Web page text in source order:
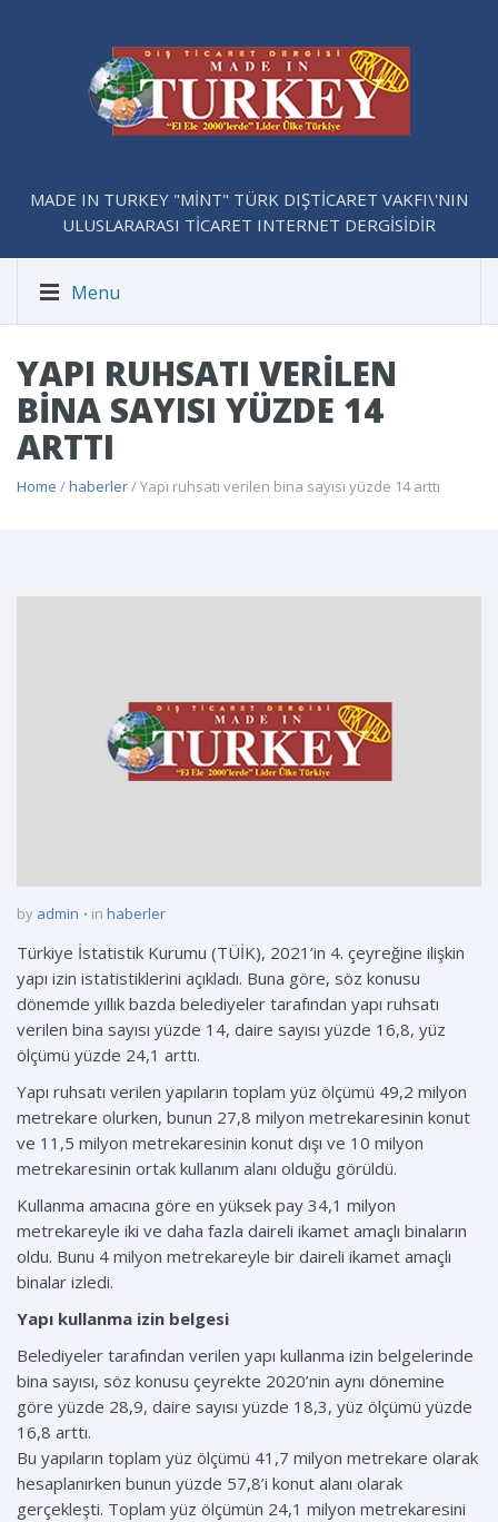
MADE IN TURKEY "MİNT" TÜRK DIŞTİCARET VAKFI\'NIN
ULUSLARARASI TİCARET INTERNET DERGİSİDİR
Menu
YAPI RUHSATI VERILEN
BINA SAYISI YÜZDE 14
ARTTI
Home /haberler/ Yapı ruhsatı verilen bina sayısı yüzde 14 arttı
by admin in haberler
Türkiye İstatistik Kurumu (TÜİK), 2021’in 4. çeyreğine ilişkin
yapı izin istatistiklerini açıkladı. Buna göre, söz konusu
dönemde yıllık bazda belediyeler tarafından yapı ruhsatı
verilen bina sayısı yüzde 14, daire sayısı yüzde 16,8, yüz
ölçümü yüzde 24,1 arttı.
Yapı ruhsatı verilen yapıların toplam yüz ölçümü 49,2 milyon
metrekare olurken, bunun 27,8 milyon metrekaresinin konut
ve 11,5 milyon metrekaresinin konut dışı ve 10 milyon
metrekaresinin ortak kullanım alanı olduğu görüldü.
Kullanma amacına göre en yüksek pay 34,1 milyon
metrekareyle iki ve daha fazla daireli ikamet amaçlı binaların
oldu. Bunu 4 milyon metrekareyle bir daireli ikamet amaçlı
binalar izledi.
Yapı kullanma izin belgesi
Belediyeler tarafından verilen yapı kullanma izin belgelerinde
bina sayısı, söz konusu çeyrekte 2020’nin aynı dönemine
göre yüzde 28,9, daire sayısı yüzde 18,3, yüz ölçümü yüzde
16,8 arttı.
Bu yapıların toplam yüz ölçümü 41,7 milyon metrekare olarak
hesaplanırken bunun yüzde 57,8’i konut alanı olarak
gerçekleşti. Toplam yüz ölçümün 24,1 milyon metrekaresini